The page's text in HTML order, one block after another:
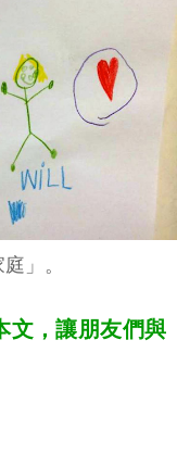
」。
文，讓朋友們與